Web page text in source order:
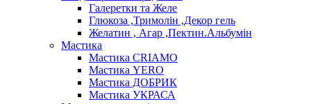
Галеретки та Желе
Глюкоза ,Тримолін ,Декор гель
Желатин , Агар ,Пектин.Альбумін
Мастика
Мастика CRIAMO
Мастика YERO
Мастика ДОБРИК
Мастика УКРАСА